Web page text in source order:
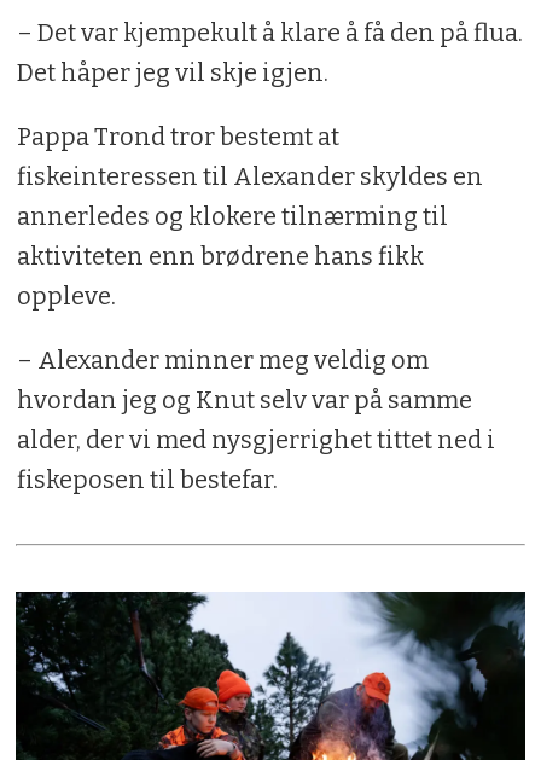
– Det var kjempekult å klare å få den på flua.
Det håper jeg vil skje igjen.
Pappa Trond tror bestemt at
fiskeinteressen til Alexander skyldes en
annerledes og klokere tilnærming til
aktiviteten enn brødrene hans fikk
oppleve.
– Alexander minner meg veldig om
hvordan jeg og Knut selv var på samme
alder, der vi med nysgjerrighet tittet ned i
fiskeposen til bestefar.